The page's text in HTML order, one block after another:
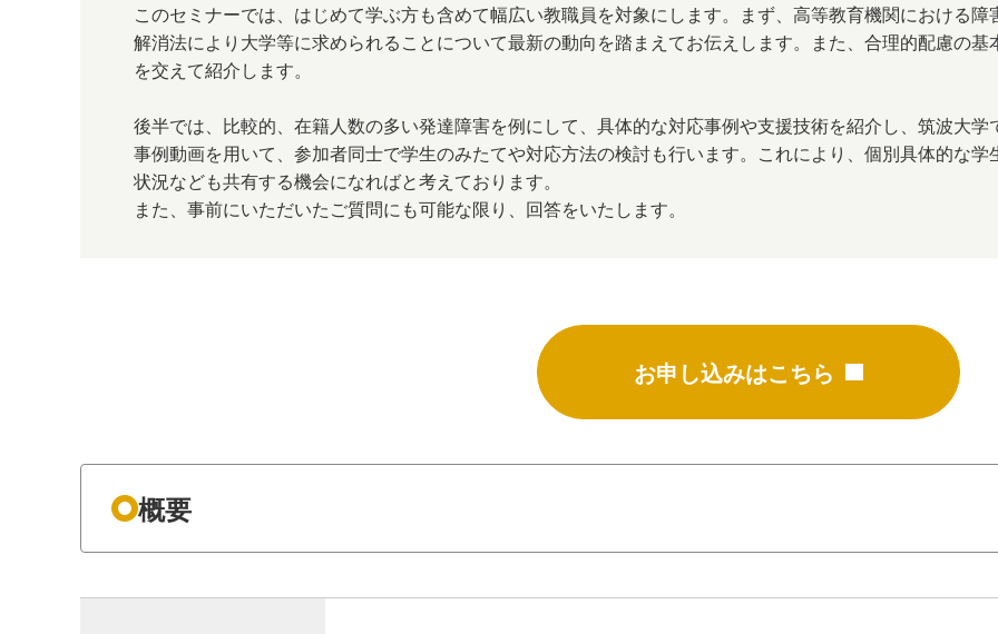
このセミナーでは、はじめて学ぶ方も含めて幅広い教職員を対象にします。まず、高等教育機関における
解消法により大学等に求められることについて最新の動向を踏まえてお伝えします。また、合理的配慮の
を交えて紹介します。
後半では、比較的、在籍人数の多い発達障害を例にして、具体的な対応事例や支援技術を紹介し、筑波大
事例動画を用いて、参加者同士で学生のみたてや対応方法の検討も行います。これにより、個別具体的な
状況なども共有する機会になればと考えております。
また、事前にいただいたご質問にも可能な限り、回答をいたします。
お申し込みはこちら
概要